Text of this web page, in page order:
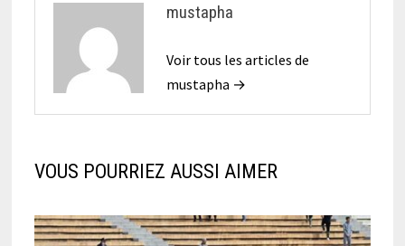
mustapha
Voir tous les articles de
mustapha →
VOUS POURRIEZ AUSSI AIMER